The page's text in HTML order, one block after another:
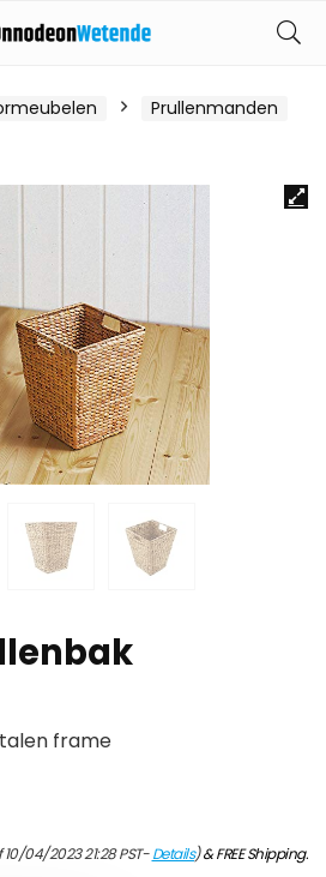
Prullenmanden
frame
04/2023 21:28 PST-Details)&FREE Shipping.